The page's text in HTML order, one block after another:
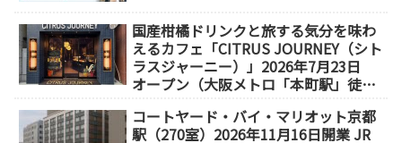
国産柑橘ドリンクと旅する気分を味わ
えるカフェ「CITRUS JOURNEY（シト
ラスジャーニー）」2026年7月23日
オープン（大阪メトロ「本町駅」徒歩
コートヤード・バイ・マリオット京都
駅（270室）2026年11月16日開業 JR